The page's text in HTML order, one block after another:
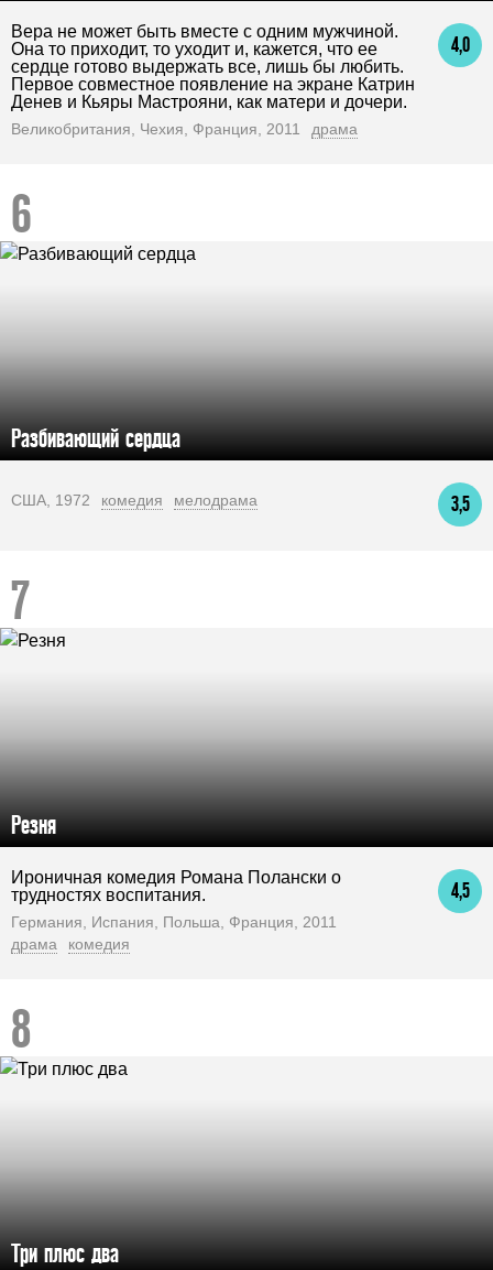
4,0
Вера не может быть вместе с одним мужчиной.
Она то приходит, то уходит и, кажется, что ее
сердце готово выдержать все, лишь бы любить.
Первое совместное появление на экране Катрин
Денев и Кьяры Мастрояни, как матери и дочери.
Великобритания, Чехия, Франция, 2011 драма
Разбивающий сердца
3,5
США, 1972 комедия мелодрама
Резня
4,5
Ироничная комедия Романа Полански о
трудностях воспитания.
Германия, Испания, Польша, Франция, 2011
драма
комедия
Три плюс два